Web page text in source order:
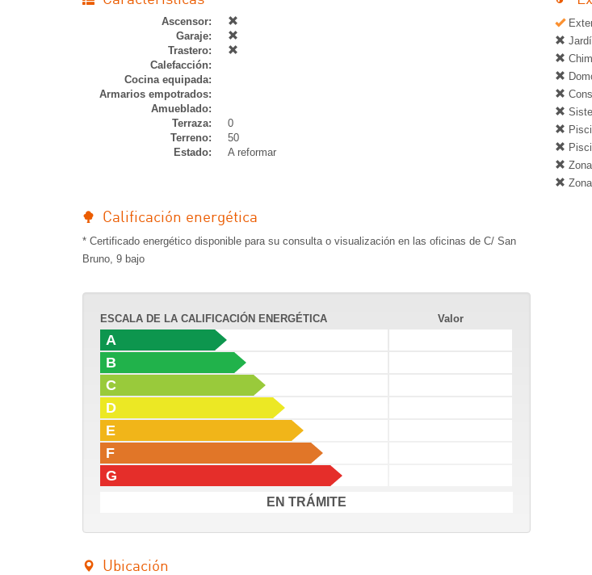
Ascensor:
Garaje:
Trastero:
Calefacción:
Cocina equipada:
Armarios empotrados:
Amueblado:
Terraza:
0
Terreno:
50
Estado:
A reformar
Calificación energética
* Certificado energético disponible para su consulta o visualización en las oficinas de C/ San
Bruno, 9 bajo
ESCALA DE LA CALIFICACIÓN ENERGÉTICA Valor
A
B
C
D
E
F
G
EN TRÁMITE
Ubicación